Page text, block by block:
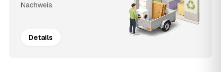
Nachweis.
Details